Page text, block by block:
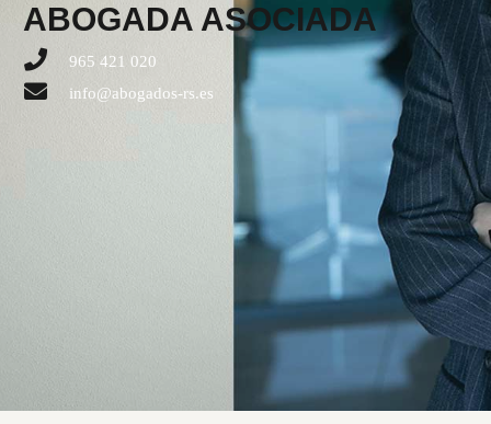
ABOGADA ASOCIADA
965 421 020
info@abogados-rs.es